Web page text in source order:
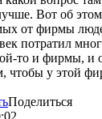
Вот об
от фирмы
потратил
то и фирмы, и
чтобы у этой
Поделиться